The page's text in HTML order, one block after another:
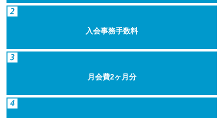
入会事務手数料
月会費2ヶ月分